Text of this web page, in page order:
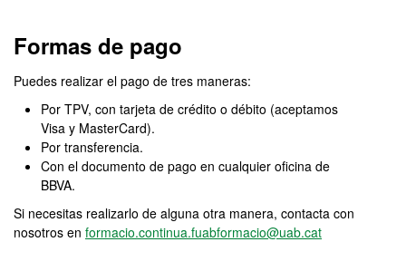
Formas de pago
Puedes realizar el pago de tres maneras:
Por TPV, con tarjeta de crédito o débito (aceptamos
Visa y MasterCard).
Por transferencia.
Con el documento de pago en cualquier oficina de
BBVA.
Si necesitas realizarlo de alguna otra manera, contacta con
nosotros en formacio.continua.fuabformacio@uab.cat